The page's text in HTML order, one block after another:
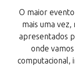
O maior
mais uma
apresentados
onde
computacional,